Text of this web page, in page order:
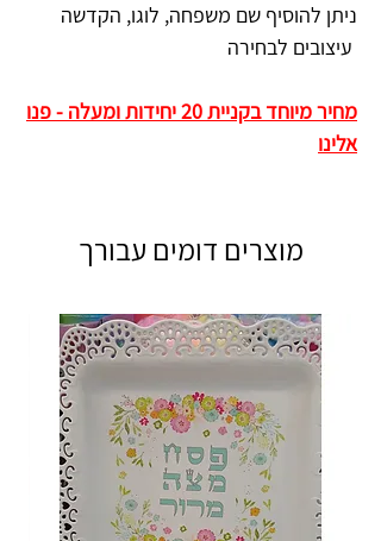
ניתן להוסיף שם משפחה, לוגו, הקדשה
עיצובים לבחירה
מחיר מיוחד בקניית 20 יחידות ומעלה - פנו
אלינו
מוצרים דומים עבורך